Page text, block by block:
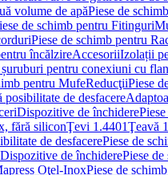
volume de apăPiese de
de schimb pentru Fitinguri
Piese de schimb pentru
încălzireAccesoriiIzolații
pentru conexiuni cu
pentru MufeReducţiiPiese
posibilitate de desfacere
Dispozitive de închidere
fără siliconŢevi 1.4401Ţeavă
de desfacerePiese de
Dispozitive de închiderePiese
Oţel-InoxPiese de